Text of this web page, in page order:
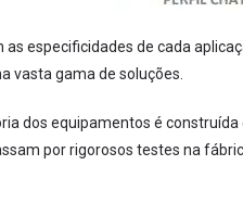
as especificidades de cada
vasta gama de soluções.
dos equipamentos é
por rigorosos testes na